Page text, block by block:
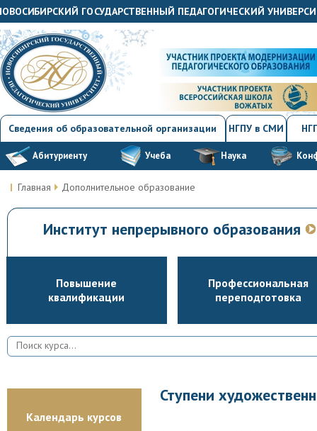
ГОСУДАРСТВЕННЫЙ ПЕДАГОГИЧЕСКИЙ
Сведения об образовательной организации НГПУ в СМИ
Абитуриенту Учеба Наука
Главная Дополнительное образование
Институт непрерывного образования
Повышение
квалификации
Профессиональная
переподготовка
Календарь курсов
Ступени